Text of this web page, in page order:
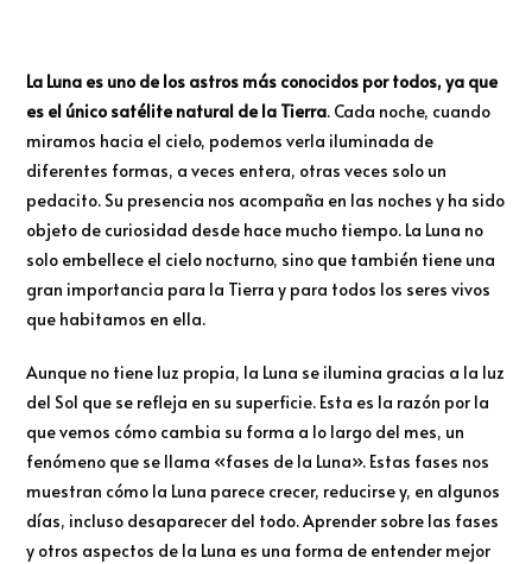
La Luna es uno de los astros más conocidos por todos, ya que
es el único satélite natural de la Tierra. Cada noche, cuando
miramos hacia el cielo, podemos verla iluminada de
diferentes formas, a veces entera, otras veces solo un
pedacito. Su presencia nos acompaña en las noches y ha sido
objeto de curiosidad desde hace mucho tiempo. La Luna no
solo embellece el cielo nocturno, sino que también tiene una
gran importancia para la Tierra y para todos los seres vivos
que habitamos en ella.
Aunque no tiene luz propia, la Luna se ilumina gracias a la luz
del Sol que se refleja en su superficie. Esta es la razón por la
que vemos cómo cambia su forma a lo largo del mes, un
fenómeno que se llama «fases de la Luna». Estas fases nos
muestran cómo la Luna parece crecer, reducirse y, en algunos
días, incluso desaparecer del todo. Aprender sobre las fases
y otros aspectos de la Luna es una forma de entender mejor